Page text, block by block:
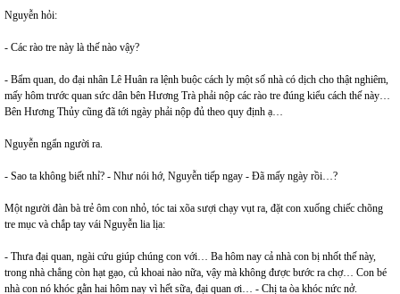
Nguyễn hỏi:
- Các rào tre này là thế nào vậy?
- Bẩm quan, do đại nhân Lê Huân ra lệnh buộc cách ly một số nhà có dịch cho thật nghiêm,
mấy hôm trước quan sức dân bên Hương Trà phải nộp các rào tre đúng kiểu cách thế này…
Bên Hương Thủy cũng đã tới ngày phải nộp đủ theo quy định ạ…
Nguyễn ngẩn người ra.
- Sao ta không biết nhỉ? - Như nói hớ, Nguyễn tiếp ngay - Đã mấy ngày rồi…?
Một người đàn bà trẻ ôm con nhỏ, tóc tai xõa sượi chạy vụt ra, đặt con xuống chiếc chõng
tre mục và chắp tay vái Nguyễn lia lịa:
- Thưa đại quan, ngài cứu giúp chúng con với… Ba hôm nay cả nhà con bị nhốt thế này,
trong nhà chẳng còn hạt gạo, củ khoai nào nữa, vậy mà không được bước ra chợ… Con bé
nhà con nó khóc gằn hai hôm nay vì hết sữa, đại quan ơi… - Chị ta òa khóc nức nở.